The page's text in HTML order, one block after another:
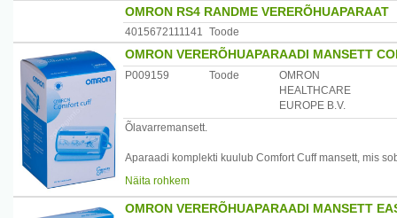
OMRON RS4 RANDME VERERÕHUAPARAAT
4015672111141 Toode
OMRON VERERÕHUAPARAADI MANSETT
P009159 Toode
OMRON
HEALTHCARE
EUROPE B.V.
Õlavarremansett.
Aparaadi komplekti kuulub Comfort Cuff mansett, mis
Sobib mitmetele Omroni õlavarre aparaatidele.
Näita rohkem
OMRON VERERÕHUAPARAADI MANSETT